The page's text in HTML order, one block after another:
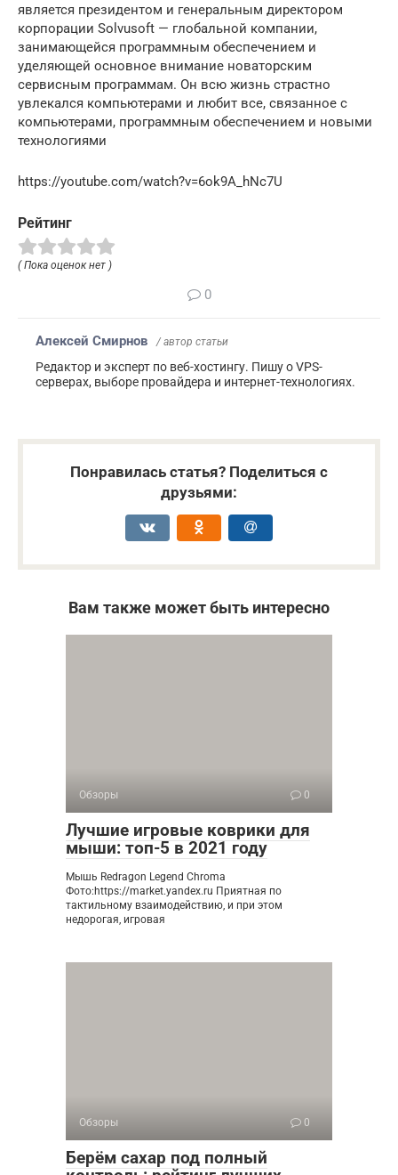
является президентом и генеральным директором
корпорации Solvusoft — глобальной компании,
занимающейся программным обеспечением и
уделяющей основное внимание новаторским
сервисным программам. Он всю жизнь страстно
увлекался компьютерами и любит все, связанное с
компьютерами, программным обеспечением и новыми
технологиями
https://youtube.com/watch?v=6ok9A_hNc7U
Рейтинг
( Пока оценок нет )
0
Алексей Смирнов / автор статьи
Редактор и эксперт по веб-хостингу. Пишу о VPS-
серверах, выборе провайдера и интернет-технологиях.
Понравилась статья? Поделиться с
друзьями:
Вам также может быть интересно
Обзоры 0
Лучшие игровые коврики для
мыши: топ-5 в 2021 году
Мышь Redragon Legend Chroma ​
Фото:https://market.yandex.ru Приятная по
тактильному взаимодействию, и при этом
недорогая, игровая
Обзоры 0
Берём сахар под полный